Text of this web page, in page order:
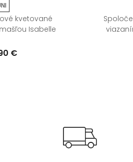
kvetované
Isabelle
€